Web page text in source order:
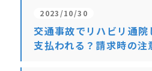
2023/10/30
交通事故でリハビリ通院
支払われる？請求時の注